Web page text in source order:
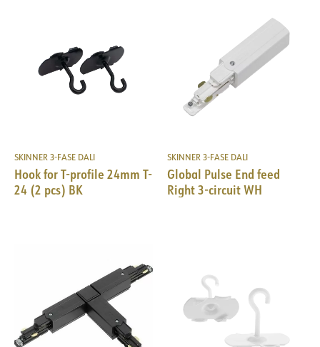
SKINNER 3-FASE DALI
Hook for T-profile 24mm T-
24 (2 pcs) BK
SKINNER 3-FASE DALI
Global Pulse End feed
Right 3-circuit WH